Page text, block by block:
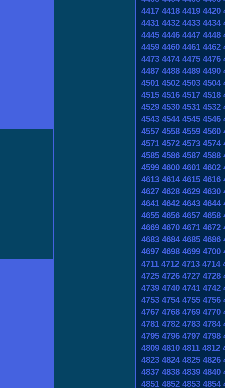
4417 4418 4419 4420
4431 4432 4433 4434
4445 4446 4447 4448
4459 4460 4461 4462
4473 4474 4475 4476
4487 4488 4489 4490
4501 4502 4503 4504
4515 4516 4517 4518
4529 4530 4531 4532
4543 4544 4545 4546
4557 4558 4559 4560
4571 4572 4573 4574
4585 4586 4587 4588
4599 4600 4601 4602
4613 4614 4615 4616
4627 4628 4629 4630
4641 4642 4643 4644
4655 4656 4657 4658
4669 4670 4671 4672
4683 4684 4685 4686
4697 4698 4699 4700
4711 4712 4713 4714
4725 4726 4727 4728
4739 4740 4741 4742
4753 4754 4755 4756
4767 4768 4769 4770
4781 4782 4783 4784
4795 4796 4797 4798
4809 4810 4811 4812
4823 4824 4825 4826
4837 4838 4839 4840
4851 4852 4853 4854